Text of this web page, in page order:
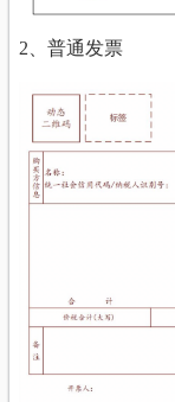
2、普通发票